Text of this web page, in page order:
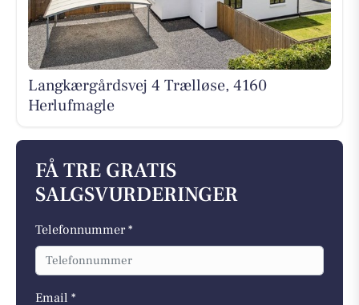
Langkærgårdsvej 4 Trælløse, 4160
Herlufmagle
FÅ TRE GRATIS
SALGSVURDERINGER
Telefonnummer *
Email *